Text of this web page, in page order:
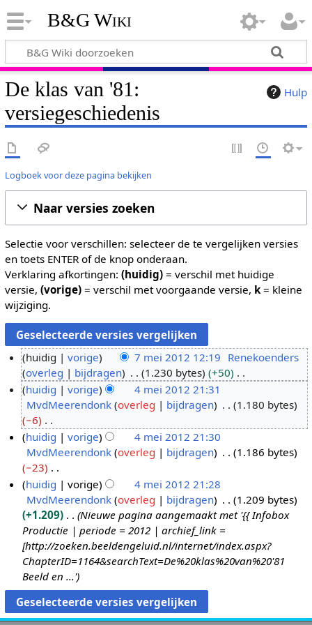
B&G Wiki
Hulp
De klas van '81:
versiegeschiedenis
Logboek voor deze pagina bekijken
Naar versies zoeken
Selectie voor verschillen: selecteer de te vergelijken versies
en toets ENTER of de knop onderaan.
Verklaring afkortingen: (huidig)= verschil met huidige
versie, (vorige)= verschil met voorgaande versie, k= kleine
wijziging.
m
2
2
huidig vorige 7 mei 2012 12:19 Renekoenders
overleg
bijdragen 1.230 bytes
+50
G
e
e
n
b
e
w
e
r
k
i
n
g
s
s
a
e
0
huidig vorige
4 mei 2012 21:31
MvdMeerendonk overleg bijdragen
1.180 bytes
−6
G
e
e
n
b
e
w
e
r
k
i
n
g
huidig vorige
4 mei 2012 21:30
MvdMeerendonk overleg bijdragen
1.186 bytes
−23
G
e
e
n
b
e
w
e
r
k
huidig vorige
4 mei 2012 21:28
MvdMeerendonk overleg bijdragen
1.209 bytes
+1.209
Nieuwe pagina aangemaakt met '{{ Infobox
Productie | periode = 2012 | archief_link =
[http://zoeken.beeldengeluid.nl/internet/index.aspx?
ChapterID=1164&searchText=De%20klas%20van%20'81
Beeld en ...'